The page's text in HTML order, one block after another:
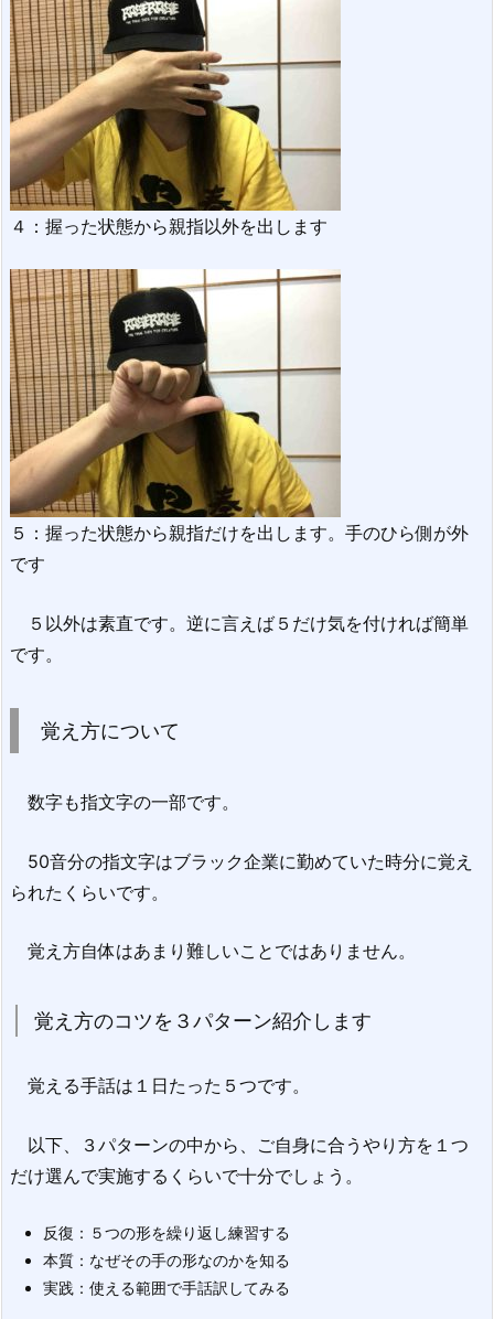
４：握った状態から親指以外を出します
５：握った状態から親指だけを出します。手のひら側が外
です
５以外は素直です。逆に言えば５だけ気を付ければ簡単
です。
覚え方について
数字も指文字の一部です。
50音分の指文字はブラック企業に勤めていた時分に覚え
られたくらいです。
覚え方自体はあまり難しいことではありません。
覚え方のコツを３パターン紹介します
覚える手話は１日たった５つです。
以下、３パターンの中から、ご自身に合うやり方を１つ
だけ選んで実施するくらいで十分でしょう。
反復：５つの形を繰り返し練習する
本質：なぜその手の形なのかを知る
実践：使える範囲で手話訳してみる